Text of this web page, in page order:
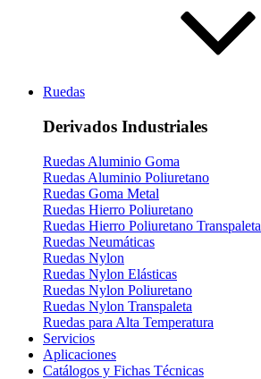
Ruedas
Derivados Industriales
Ruedas Aluminio Goma
Ruedas Aluminio Poliuretano
Ruedas Goma Metal
Ruedas Hierro Poliuretano
Ruedas Hierro Poliuretano Transpaleta
Ruedas Neumáticas
Ruedas Nylon
Ruedas Nylon Elásticas
Ruedas Nylon Poliuretano
Ruedas Nylon Transpaleta
Ruedas para Alta Temperatura
Servicios
Aplicaciones
Catálogos y Fichas Técnicas